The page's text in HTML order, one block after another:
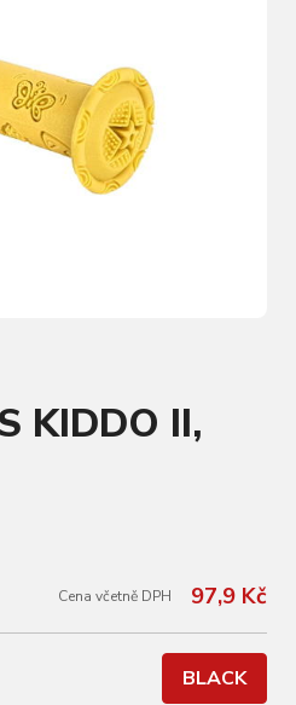
KIDDO II,
Cena včetně DPH 97,9 Kč
BLACK